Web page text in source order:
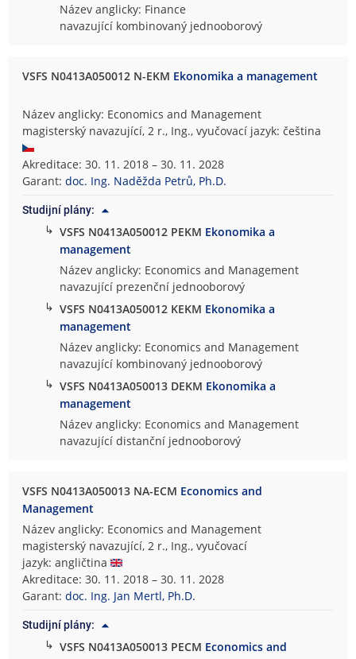
Název anglicky: Finance
navazující kombinovaný jednooborový
VSFS N0413A050012 N-EKM Ekonomika a management
Název anglicky: Economics and Management
magisterský navazující, 2 r., Ing., vyučovací jazyk: čeština
Akreditace: 30. 11. 2018 – 30. 11. 2028
Garant:doc. Ing. Naděžda Petrů, Ph.D.
Studijní plány:
↳ VSFS N0413A050012 PEKM Ekonomika a
management
Název anglicky: Economics and Management
navazující prezenční jednooborový
↳ VSFS N0413A050012 KEKM Ekonomika a
management
Název anglicky: Economics and Management
navazující kombinovaný jednooborový
↳ VSFS N0413A050013 DEKM Ekonomika a
management
Název anglicky: Economics and Management
navazující distanční jednooborový
VSFS N0413A050013 NA-ECM Economics and
Management
Název anglicky: Economics and Management
magisterský navazující, 2 r., Ing., vyučovací
jazyk: angličtina
Akreditace: 30. 11. 2018 – 30. 11. 2028
Garant:doc. Ing. Jan Mertl, Ph.D.
Studijní plány:
↳ VSFS N0413A050013 PECM Economics and